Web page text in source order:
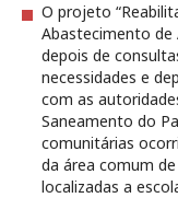
O projeto
Abastecimento de
depois de
necessidades e
com as
Saneamento do
comunitárias
da área comum
localizadas a